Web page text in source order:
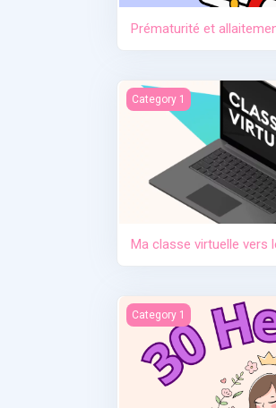
Prématurité et
Ma classe virtuelle vers
Category 1
Ma classe virtuelle vers
Contraception.
Category 1